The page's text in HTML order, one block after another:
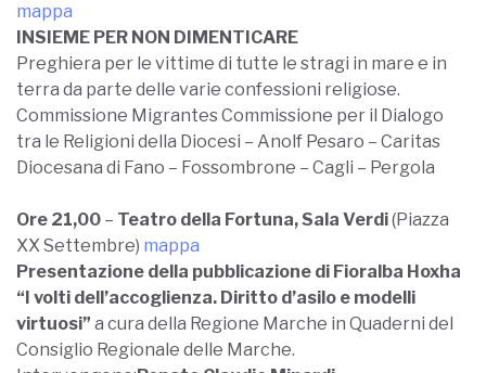
mappa
INSIEME PER NON DIMENTICARE
Preghiera per le vittime di tutte le stragi in mare e in
terra da parte delle varie confessioni religiose.
Commissione Migrantes Commissione per il Dialogo
tra le Religioni della Diocesi – Anolf Pesaro – Caritas
Diocesana di Fano – Fossombrone – Cagli – Pergola
Ore 21,00 – Teatro della Fortuna, Sala Verdi(Piazza
XX Settembre) mappa
Presentazione della pubblicazione di Fioralba Hoxha
“I volti dell’accoglienza. Diritto d’asilo e modelli
virtuosi” a cura della Regione Marche in Quaderni del
Consiglio Regionale delle Marche.